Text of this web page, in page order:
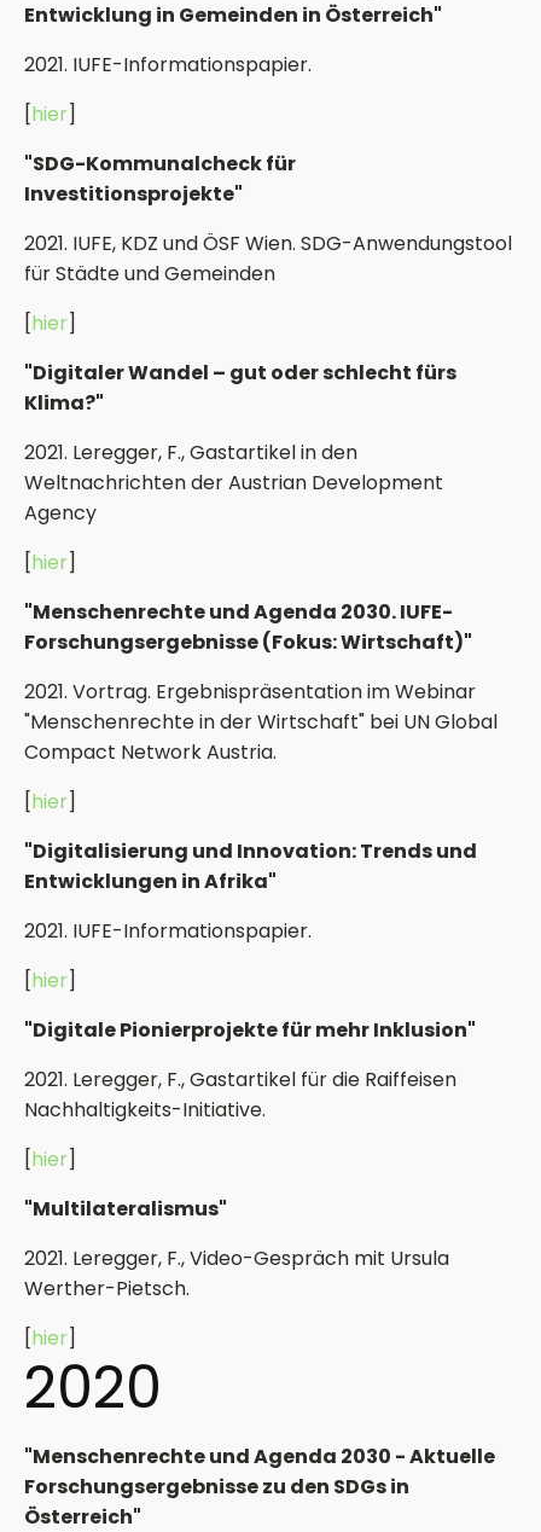
Entwicklung in Gemeinden in Österreich"
2021. IUFE-Informationspapier.
[hier]
"SDG-Kommunalcheck für
Investitionsprojekte"
2021. IUFE, KDZ und ÖSF Wien. SDG-Anwendungstool
für Städte und Gemeinden
[hier]
"Digitaler Wandel – gut oder schlecht fürs
Klima?"
2021. Leregger, F., Gastartikel in den
Weltnachrichten der Austrian Development
Agency
[hier]
"Menschenrechte und Agenda 2030. IUFE-
Forschungsergebnisse (Fokus: Wirtschaft)"
2021. Vortrag. Ergebnispräsentation im Webinar
"Menschenrechte in der Wirtschaft" bei UN Global
Compact Network Austria.
[hier]
"Digitalisierung und Innovation: Trends und
Entwicklungen in Afrika"
2021. IUFE-Informationspapier.
[hier]
"Digitale Pionierprojekte für mehr Inklusion"
2021. Leregger, F., Gastartikel für die Raiffeisen
Nachhaltigkeits-Initiative.
[hier]
"Multilateralismus"
2021. Leregger, F., Video-Gespräch mit Ursula
Werther-Pietsch.
[hier]
2020
"Menschenrechte und Agenda 2030 - Aktuelle
Forschungsergebnisse zu den SDGs in
Österreich"